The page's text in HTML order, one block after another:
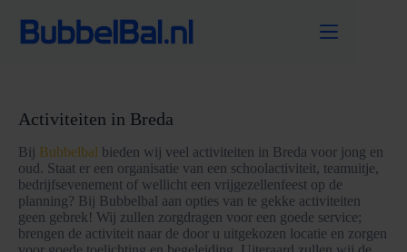
naar
Activiteiten in Breda
Bij Bubbelbal bieden wij veel activiteiten in Breda voor jong en
oud. Staat er een organisatie van een schoolactiviteit, teamuitje,
bedrijfsevenement of wellicht een vrijgezellenfeest op de
planning? Bij Bubbelbal aan opties van te gekke activiteiten
geen gebrek! Wij zullen zorgdragen voor een goede service;
brengen de activiteit naar de door u uitgekozen locatie en zorgen